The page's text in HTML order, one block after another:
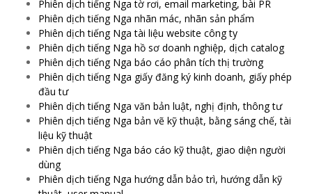
Phiên dịch tiếng Nga tờ rơi, email marketing, bài PR
Phiên dịch tiếng Nga nhãn mác, nhãn sản phẩm
Phiên dịch tiếng Nga tài liệu website công ty
Phiên dịch tiếng Nga hồ sơ doanh nghiệp, dịch catalog
Phiên dịch tiếng Nga báo cáo phân tích thị trường
Phiên dịch tiếng Nga giấy đăng ký kinh doanh, giấy phép
đầu tư
Phiên dịch tiếng Nga văn bản luật, nghị định, thông tư
Phiên dịch tiếng Nga bản vẽ kỹ thuật, bằng sáng chế, tài
liệu kỹ thuật
Phiên dịch tiếng Nga báo cáo kỹ thuật, giao diện người
dùng
Phiên dịch tiếng Nga hướng dẫn bảo trì, hướng dẫn kỹ